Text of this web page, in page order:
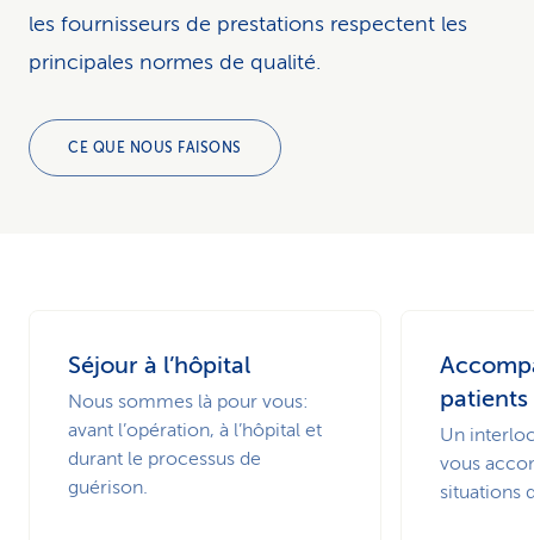
les fournisseurs de prestations respectent les
principales normes de qualité.
CE QUE NOUS FAISONS
Séjour à l’hôpital
Nous sommes là pour vous:
avant l’opération, à l’hôpital et
durant le processus de
guérison.
patients
Un
vous
situations